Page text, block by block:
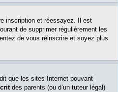
inscription et réessayez. Il est
de supprimer régulièrement les
de vous réinscrire et soyez plus
que les sites Internet pouvant
des parents (ou d’un tuteur légal)